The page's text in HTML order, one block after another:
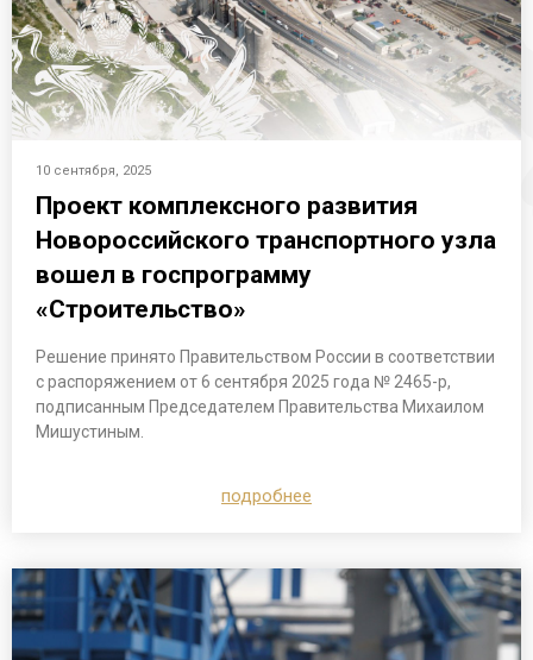
10 сентября, 2025
Проект комплексного развития
Новороссийского транспортного узла
вошел в госпрограмму
«Строительство»
Решение принято Правительством России в соответствии
с распоряжением от 6 сентября 2025 года № 2465-р,
подписанным Председателем Правительства Михаилом
Мишустиным.
подробнее